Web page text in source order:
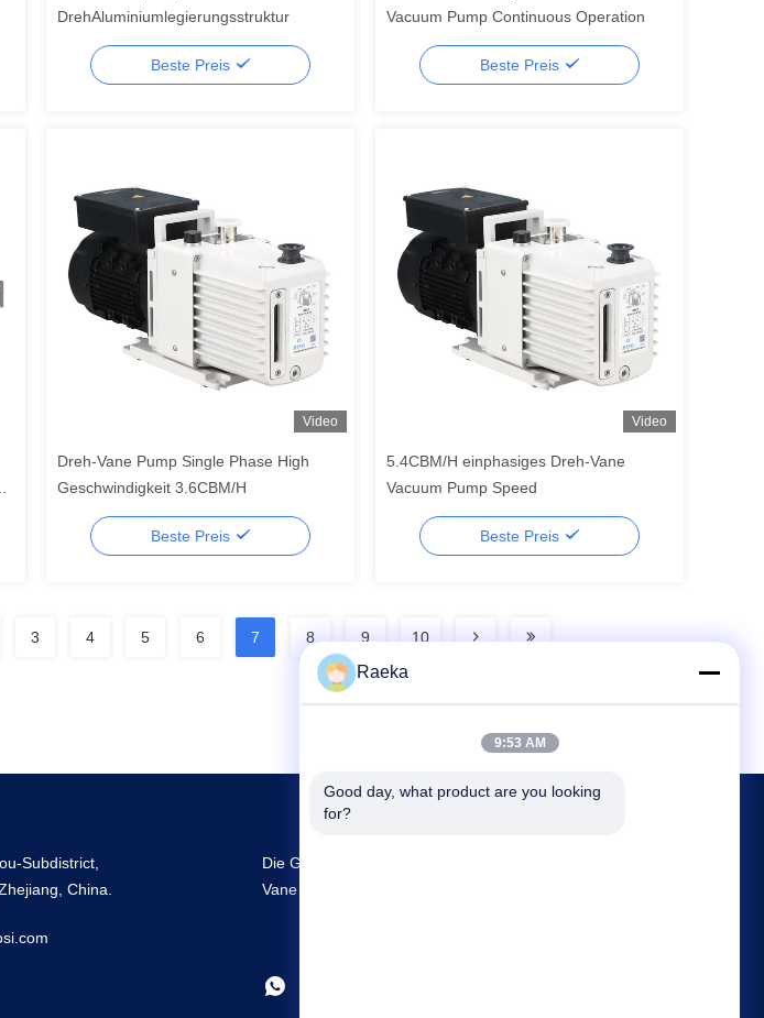
DrehAluminiumlegierungsstruktur
Beste Preis
Vacuum Pump Continuous Operation
Beste Preis
Video
Dreh-Vane Pump Single Phase High
Geschwindigkeit 3.6CBM/H
Beste Preis
Video
5.4CBM/H einphasiges Dreh-Vane
Vacuum Pump Speed
Beste Preis
3 4 5 6 7 8 9 10
Subdistrict,
China.
Die Größte FuE- Und Produktionsstätte Rotary
Vane Vacuum Pump Lieferant In China
Raeka
9:53 AM
Good day, what product are you looking
for?